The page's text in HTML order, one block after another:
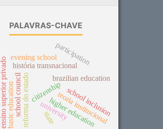
PALAVRAS-CHAVE
história transnacional
brazilian education
school council citizenship
participation
ensino superior privado reforma do estado teoria institucional
higher education
university
evening school
school inclusion
basic education state